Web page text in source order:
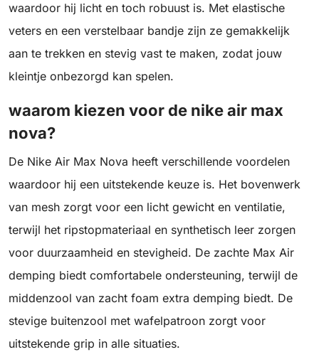
waardoor hij licht en toch robuust is. Met elastische
veters en een verstelbaar bandje zijn ze gemakkelijk
aan te trekken en stevig vast te maken, zodat jouw
kleintje onbezorgd kan spelen.
waarom kiezen voor de nike air max
nova?
De Nike Air Max Nova heeft verschillende voordelen
waardoor hij een uitstekende keuze is. Het bovenwerk
van mesh zorgt voor een licht gewicht en ventilatie,
terwijl het ripstopmateriaal en synthetisch leer zorgen
voor duurzaamheid en stevigheid. De zachte Max Air
demping biedt comfortabele ondersteuning, terwijl de
middenzool van zacht foam extra demping biedt. De
stevige buitenzool met wafelpatroon zorgt voor
uitstekende grip in alle situaties.